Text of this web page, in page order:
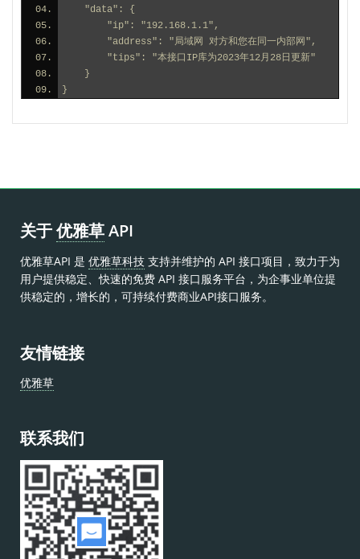
    "data": {
        "ip": "192.168.1.1",
        "address": "局域网 对方和您在同一内部网",
        "tips": "本接口IP库为2023年12月28日更新"
    }
}
关于优雅草API
优雅草API 是 优雅草科技 支持并维护的 API 接口项目，致力于为
用户提供稳定、快速的免费 API 接口服务平台，为企事业单位提
供稳定的，增长的，可持续付费商业API接口服务。
友情链接
优雅草
联系我们